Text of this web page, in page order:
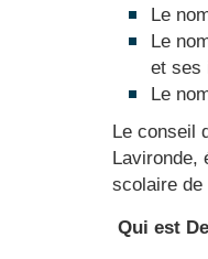
Le
Le
et ses
Le
Le conseil
Lavironde,
scolaire de
Qui est